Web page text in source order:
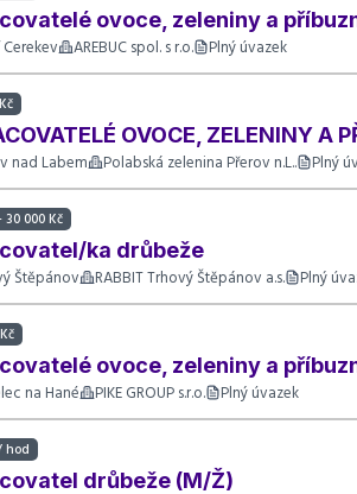
ovoce, zeleniny a
AREBUC spol. s r.o. Plný úvazek
OVOCE, ZELENINY A
nad Labem Polabská zelenina Přerov n.L.. Plný
30 000 Kč
ka drůbeže
Štěpánov RABBIT Trhový Štěpánov a.s. Plný
ovoce, zeleniny a
na Hané PIKE GROUP s.r.o. Plný úvazek
hod
drůbeže (M/Ž)